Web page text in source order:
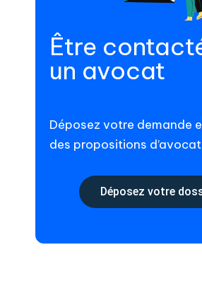
Être
un avocat
Déposez votre demande
des propositions
Déposez votre